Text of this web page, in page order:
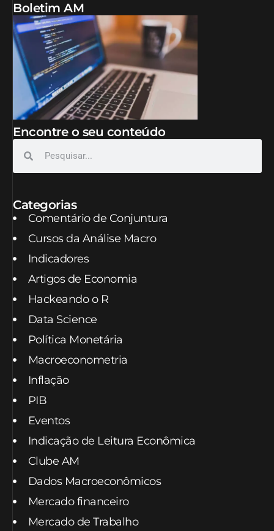
Boletim AM
Encontre o seu conteúdo
Categorias
Comentário de Conjuntura
Cursos da Análise Macro
Indicadores
Artigos de Economia
Hackeando o R
Data Science
Política Monetária
Macroeconometria
Inflação
PIB
Eventos
Indicação de Leitura Econômica
Clube AM
Dados Macroeconômicos
Mercado financeiro
Mercado de Trabalho